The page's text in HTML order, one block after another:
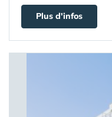
Plus d'infos